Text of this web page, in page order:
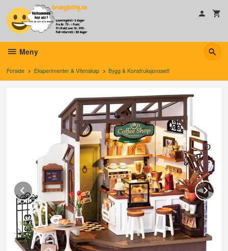
innholdet
Meny
Forside Eksperimenter & Vitenskap Bygg & Konstruksjonssett
Prev